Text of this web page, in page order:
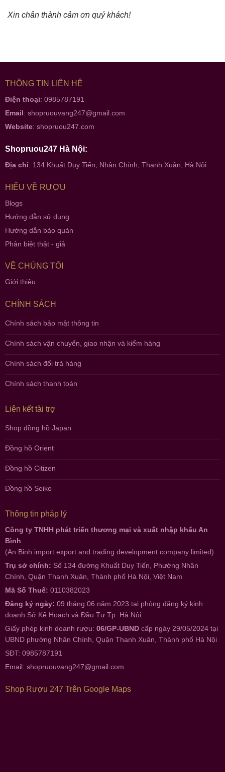
Xin chân thành cảm ơn quý khách!
THÔNG TIN LIÊN HỆ
Điện thoại: 0985787191
Email: shopruouvang247@gmail.com
Website: shopruou247.com
Shopruou247 Hà Nội:
Địa chỉ: 134 Khuất Duy Tiến, Nhân Chính, Thanh Xuân, Hà Nội
HIỂU VỀ RƯỢU
Blogs
Hướng dẫn sử dụng
Hướng dẫn bảo quản
Phân biệt thật - giả
VỀ CHÚNG TÔI
Giới thiệu
CHÍNH SÁCH
Chính sách bảo mật thông tin
Chính sách vận chuyển, giao nhận và kiểm hàng
Chính sách đổi trả hàng
Chính sách thanh toán
Liên kết tài trợ
Shop đồng hồ Japan
Đồng hồ Orient
Đồng hồ Citizen
Đồng hồ Seiko
Thông tin pháp lý
Công ty TNHH phát triển thương mại và xuất nhập khẩu An
Bình
(An Binh import export and trading development company limited)
Trụ sở chính: Số 134 đường Khuất Duy Tiến, Phường Nhân
Chính, Quận Thanh Xuân, Thành phố Hà Nội, Việt Nam
Mã Số Thuế: 0110382023
Đăng ký ngày: 09 tháng 06 năm 2023 tại phòng đăng ký kinh
doanh Sở Kế Hoạch và Đầu Tư Tp. Hà Nội
Giấy phép kinh doanh rượu: 06/GP-UBND cấp ngày 29/05/2024 tại
UBND phường Nhân Chính, Quận Thanh Xuân, Thành phố Hà Nội
SĐT: 0985787191
Email: shopruouvang247@gmail.com
Shop Rượu 247 Trên Google Maps